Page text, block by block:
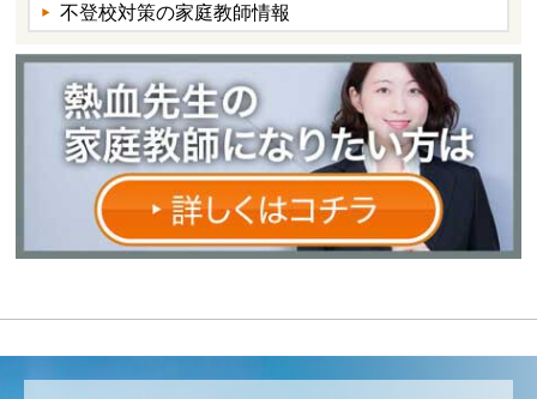
不登校対策の家庭教師情報